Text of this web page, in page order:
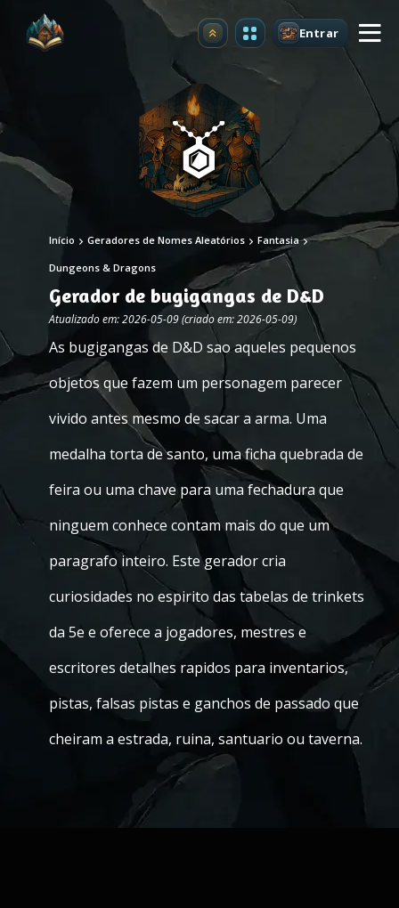
Atualizar Entrar
Início Geradores de Nomes Aleatórios Fantasia
Dungeons & Dragons
Gerador de bugigangas de D&D
Atualizado em: 2026-05-09 (criado em: 2026-05-09)
As bugigangas de D&D sao aqueles pequenos
objetos que fazem um personagem parecer
vivido antes mesmo de sacar a arma. Uma
medalha torta de santo, uma ficha quebrada de
feira ou uma chave para uma fechadura que
ninguem conhece contam mais do que um
paragrafo inteiro. Este gerador cria
curiosidades no espirito das tabelas de trinkets
da 5e e oferece a jogadores, mestres e
escritores detalhes rapidos para inventarios,
pistas, falsas pistas e ganchos de passado que
cheiram a estrada, ruina, santuario ou taverna.